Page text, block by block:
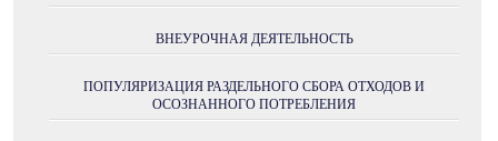
ВНЕУРОЧНАЯ ДЕЯТЕЛЬНОСТЬ
ПОПУЛЯРИЗАЦИЯ РАЗДЕЛЬНОГО СБОРА ОТХОДОВ И
ОСОЗНАННОГО ПОТРЕБЛЕНИЯ